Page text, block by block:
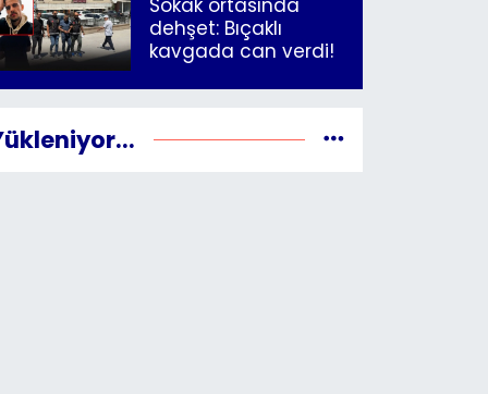
Sokak ortasında
dehşet: Bıçaklı
kavgada can verdi!